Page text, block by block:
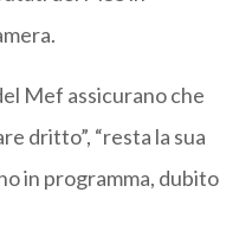
Mef assicurano che
dritto”, “resta la sua
in programma, dubito